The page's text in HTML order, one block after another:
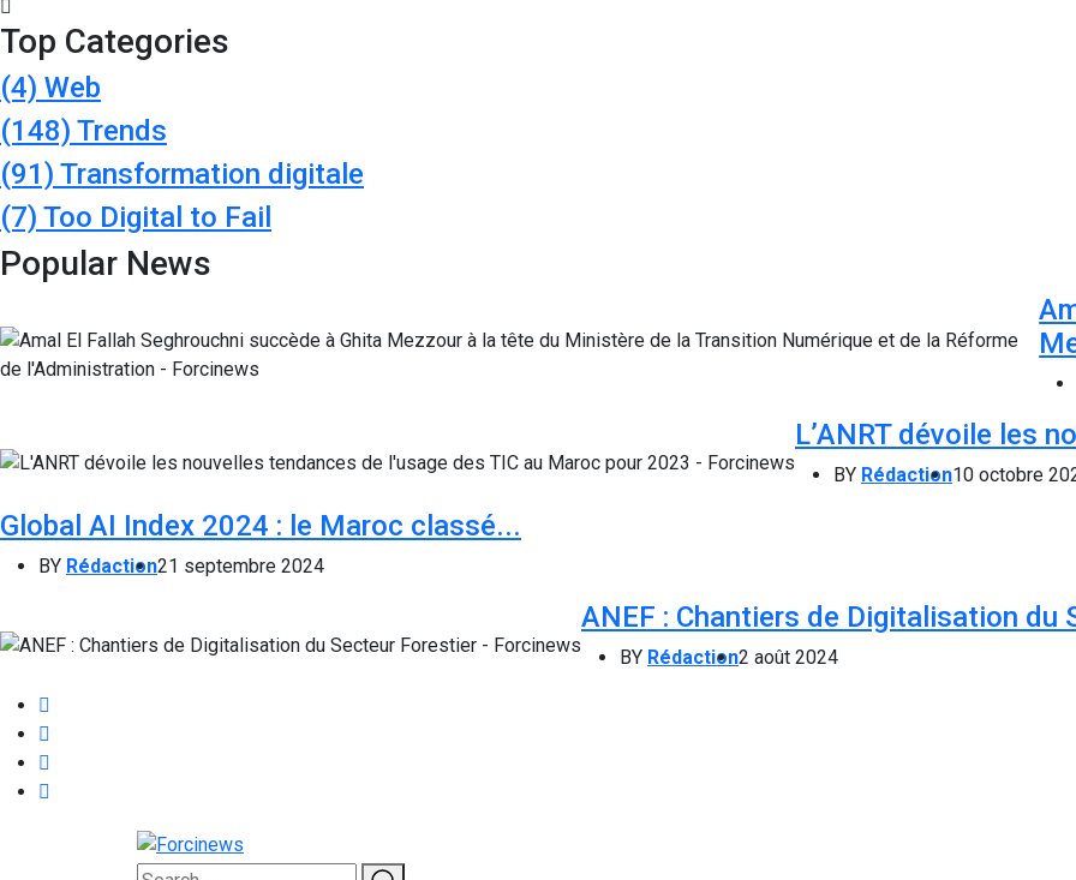
Top Categories
(4) Web
(148) Trends
(91) Transformation digitale
(7) Too Digital to Fail
Popular News
L’ANRT dévoile les
BY Rédaction10 octobre
Global AI Index 2024 : le Maroc classé...
BY Rédaction21 septembre 2024
ANEF : Chantiers de Digitalisation du
BY Rédaction2 août 2024